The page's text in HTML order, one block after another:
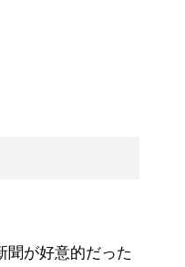
聞が好意的だった